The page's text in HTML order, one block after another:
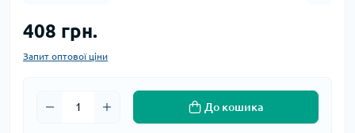
408 грн.
Запит оптової ціни
До кошика